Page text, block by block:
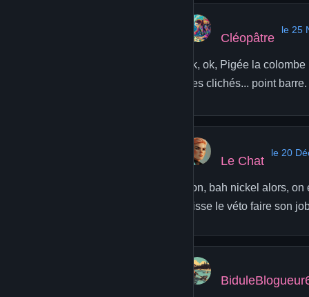
Cléopâtre
le 25
Ok, ok, Pigée la
Des clichés... point
Le Chat
le 20
Bon, bah nickel alors,
laisse le véto faire son